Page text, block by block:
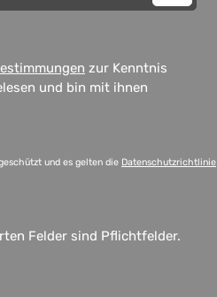
zur Kenntnis
und bin mit ihnen
und es gelten die Datenschutzrichtlinie
Felder sind Pflichtfelder.